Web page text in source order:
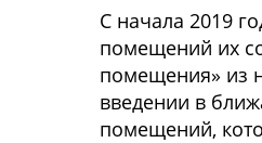
С начала 2019
помещений их
помещения» из
введении в
помещений,